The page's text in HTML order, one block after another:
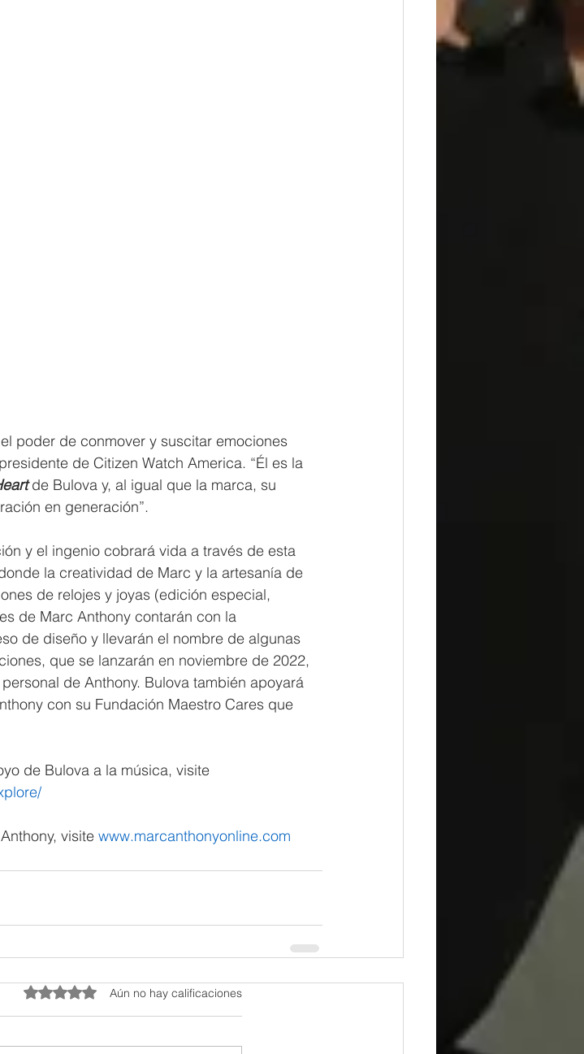
poder de conmover y suscitar emociones
de Citizen Watch America. “Él es la
de Bulova y, al igual que la marca, su
en generación”.
y el ingenio cobrará vida a través de esta
la creatividad de Marc y la artesanía de
de relojes y joyas (edición especial,
de Marc Anthony contarán con la
de diseño y llevarán el nombre de algunas
que se lanzarán en noviembre de 2022,
de Anthony. Bulova también apoyará
con su Fundación Maestro Cares que
de Bulova a la música, visite
visite www.marcanthonyonline.com
Obtuvo 0 de 5 estrellas.
Aún no hay calificaciones